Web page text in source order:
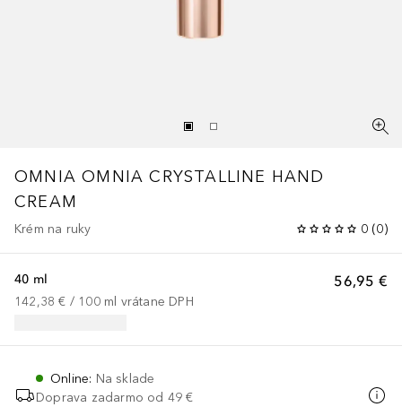
OMNIA OMNIA CRYSTALLINE HAND
CREAM
Krém na ruky 0 (0)
56,95 €
40 ml
142,38 € / 100 ml vrátane DPH
Online: Na sklade
Doprava zadarmo od 49 €